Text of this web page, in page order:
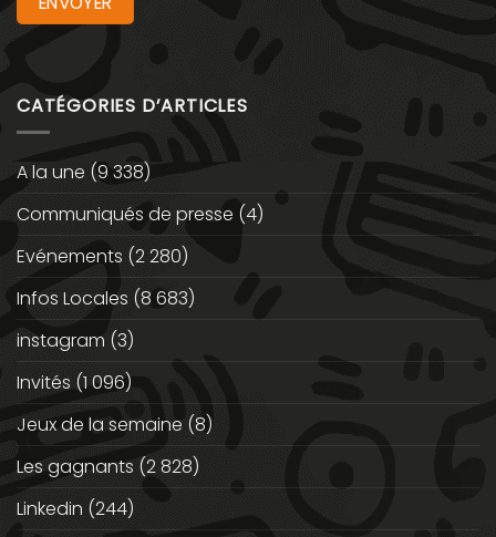
CATÉGORIES D’ARTICLES
A la une (9 338)
Communiqués de presse (4)
Evénements (2 280)
Infos Locales (8 683)
instagram (3)
Invités (1 096)
Jeux de la semaine (8)
Les gagnants (2 828)
Linkedin (244)